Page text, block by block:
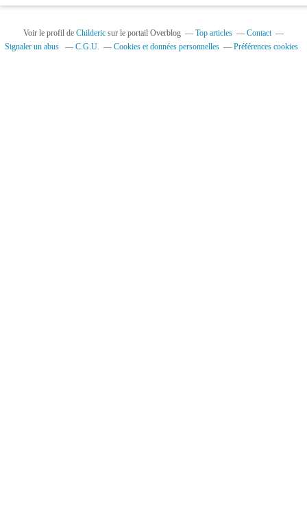
Voir le profil de Childeric sur le portail Overblog Top articles
Contact
Signaler un abus
C.G.U. Cookies et données personnelles Préférences cookies